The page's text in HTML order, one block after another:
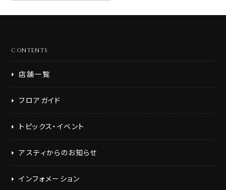
CONTENTS
店舗一覧
フロアガイド
トピックス・イベント
アスティからのお知らせ
インフォメーション